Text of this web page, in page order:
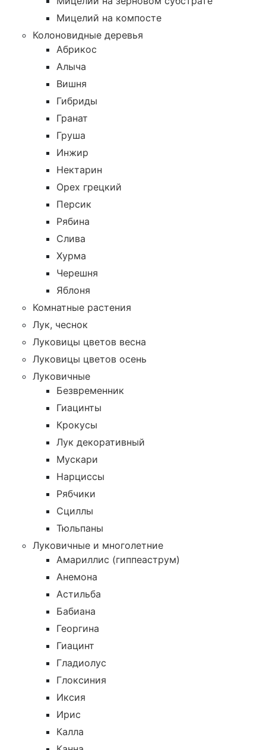
Мицелий на компосте
Колоновидные деревья
Абрикос
Алыча
Вишня
Гибриды
Гранат
Груша
Инжир
Нектарин
Орех грецкий
Персик
Рябина
Слива
Хурма
Черешня
Яблоня
Комнатные растения
Лук, чеснок
Луковицы цветов весна
Луковицы цветов осень
Луковичные
Безвременник
Гиацинты
Крокусы
Лук декоративный
Мускари
Нарциссы
Рябчики
Сциллы
Тюльпаны
Луковичные и многолетние
Амариллис (гиппеаструм)
Анемона
Астильба
Бабиана
Георгина
Гиацинт
Гладиолус
Глоксиния
Иксия
Ирис
Калла